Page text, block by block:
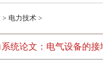
> 电力技术 >
统论文：电气设备的接